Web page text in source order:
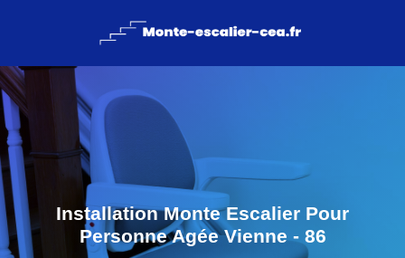
Installation Monte Escalier Pour
Personne Agée Vienne - 86